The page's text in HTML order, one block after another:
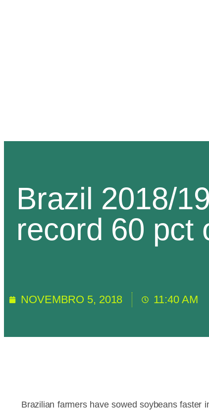
Brazil 2018/
record 60 pct
NOVEMBRO 5, 2018 11:40 AM
Brazilian farmers have sowed soybeans